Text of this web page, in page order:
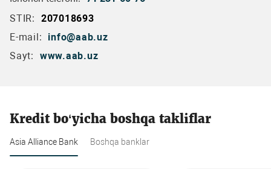
STIR:
207018693
E-mail:
info@aab.uz
Sayt:
www.aab.uz
Kredit bo‘yicha boshqa takliflar
Asia Alliance Bank Boshqa banklar